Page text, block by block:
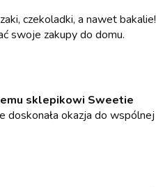
czekoladki, a nawet bakalie!
swoje zakupy do domu.
sklepikowi Sweetie
doskonała okazja do wspólnej